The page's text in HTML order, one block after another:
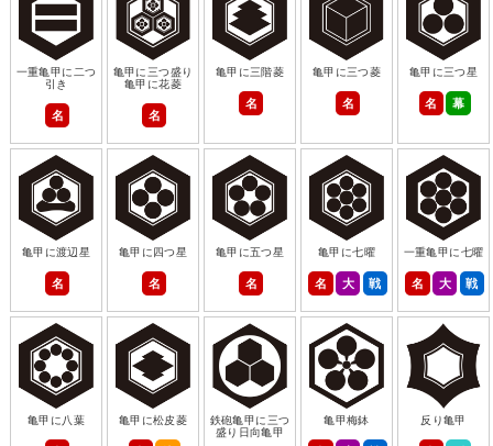
一重亀甲に二つ
引き
名
亀甲に三つ盛り
亀甲に花菱
名
亀甲に三階菱
名
亀甲に三つ菱
名
亀甲に三つ星
名 幕
亀甲に渡辺星
名
亀甲に四つ星
名
亀甲に五つ星
名
亀甲に七曜
名 大 戦
一重亀甲に七曜
名 大 戦
亀甲に八葉 亀甲に松皮菱
鉄砲亀甲に三つ
盛り日向亀甲
亀甲梅鉢 反り亀甲